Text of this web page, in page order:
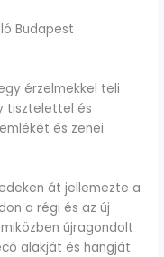
Budapest
érzelmekkel teli
tisztelettel és
és zenei
át jellemezte a
a régi és az új
újragondolt
alakját és hangját.